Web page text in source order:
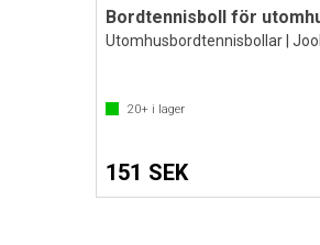
Bordtennisboll för
Utomhusbordtennisbollar |
20+ i lager
151 SEK